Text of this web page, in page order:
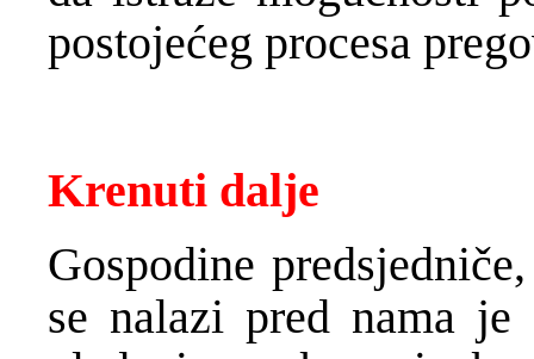
postojećeg procesa
Krenuti dalje
Gospodine
se nalazi pred nama je